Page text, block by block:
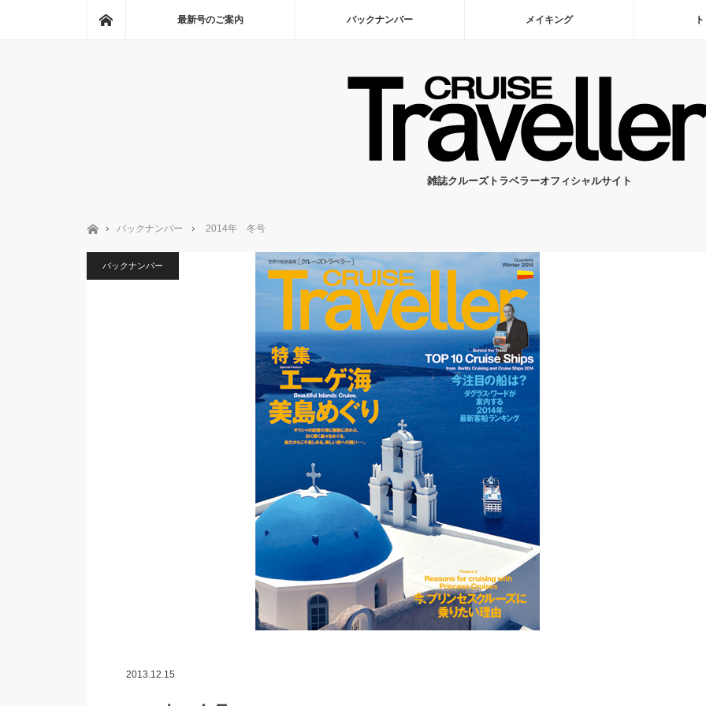
最新号のご案内 バックナンバー メイキング
雑誌クルーズトラベラーオフィシャルサイト
ホームバックナンバー 2014年 冬号
バックナンバー
2013.12.15